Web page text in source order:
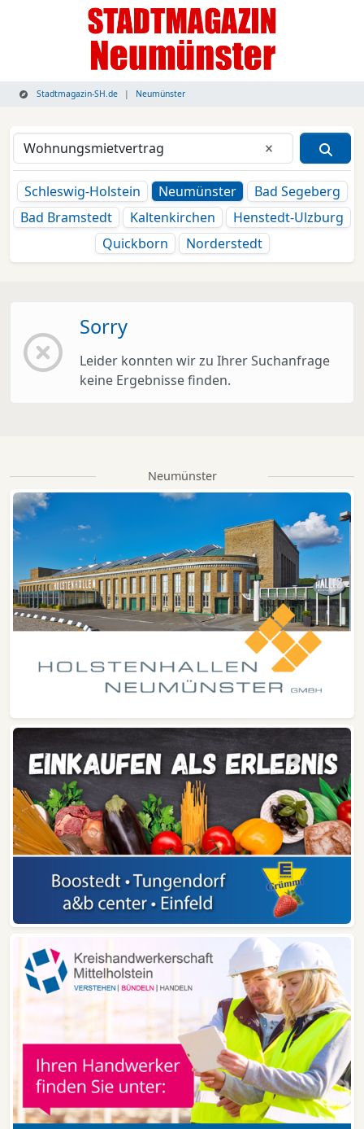
Stadtmagazin-SH.de Neumünster
Eingabe
Schleswig-Holstein
Neumünster
Bad Segeberg
Bad Bramstedt
Kaltenkirchen
Henstedt-Ulzburg
Quickborn
Norderstedt
Sorry
Leider konnten wir zu Ihrer Suchanfrage
keine Ergebnisse finden.
Neumünster